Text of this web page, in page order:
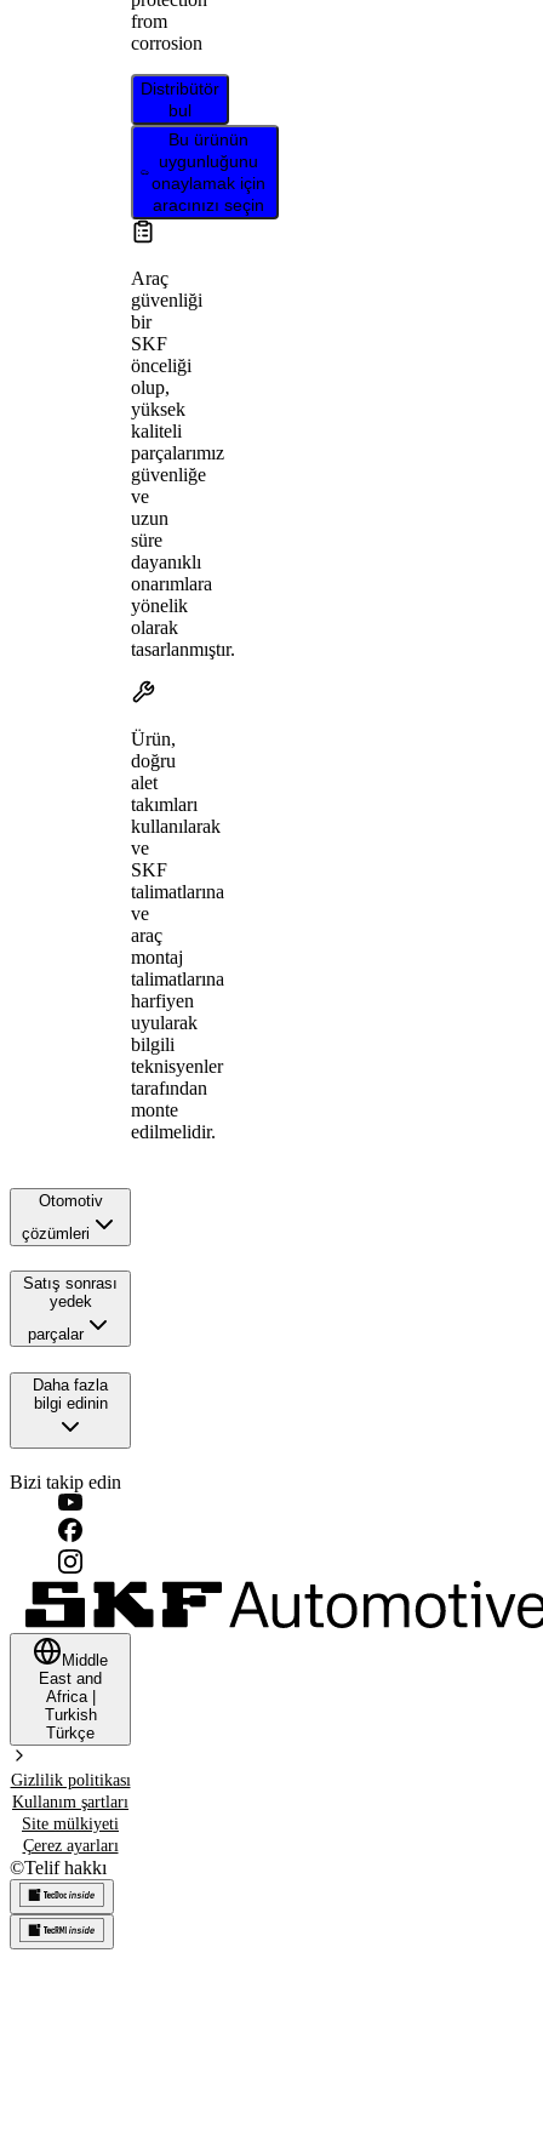
from
corrosion
Distribütör
bul
Bu ürünün
uygunluğunu
onaylamak için
aracınızı seçin
Araç
güvenliği
bir
SKF
önceliği
olup,
yüksek
kaliteli
parçalarımız
güvenliğe
ve
uzun
süre
dayanıklı
onarımlara
yönelik
olarak
tasarlanmıştır.
Ürün,
doğru
alet
takımları
kullanılarak
ve
SKF
talimatlarına
ve
araç
montaj
talimatlarına
harfiyen
uyularak
bilgili
teknisyenler
tarafından
monte
edilmelidir.
Otomotiv
çözümleri
Satış sonrası
yedek
parçalar
Daha fazla
bilgi edinin
Bizi takip edin
Middle
East and
Africa|
Turkish
Türkçe
Gizlilik politikası
Kullanım şartları
Site mülkiyeti
Çerez ayarları
©Telif hakkı